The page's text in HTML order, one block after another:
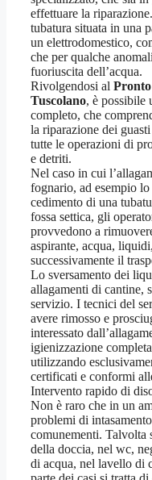
effettuare la
tubatura situata in una
un elettrodomestico,
che per qualche
fuoriuscita dell’acqua.
Rivolgendosi al
Tuscolano, è possibile
completo, che
la riparazione dei
tutte le operazioni di
e detriti.
Nel caso in cui
fognario, ad esempio
cedimento di una
fossa settica, gli
provvedono a
aspirante, acqua,
successivamente il
Lo sversamento dei
allagamenti di cantine,
servizio. I tecnici del
avere rimosso e
interessato
igienizzazione
utilizzando
certificati e conformi
Intervento rapido di
Non è raro che in un
problemi di
comunementi. Talvolta
della doccia, nel wc,
di acqua, nel lavello di